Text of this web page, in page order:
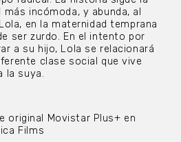
más incómoda, y abunda, al
en la maternidad temprana
ser zurdo. En el intento por
a su hijo, Lola se relacionará
clase social que vive
la suya.
original Movistar Plus+ en
Films